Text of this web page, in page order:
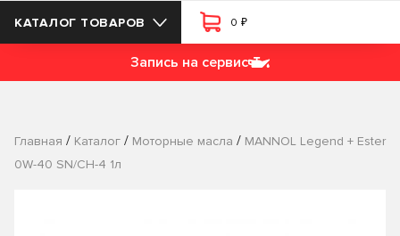
КАТАЛОГ ТОВАРОВ 0 ₽
Запись на сервис
Главная / Каталог / Моторные масла / MANNOL Legend + Ester
0W-40 SN/CH-4 1л